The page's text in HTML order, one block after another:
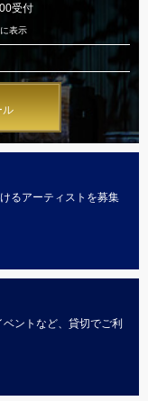
受付
表示
ル
るアーティストを募集
ントなど、貸切でご利